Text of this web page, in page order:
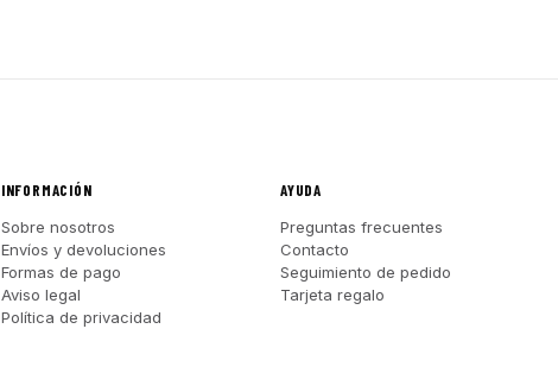
INFORMACIÓN
Sobre nosotros
Envíos y devoluciones
Formas de pago
Aviso legal
Política de privacidad
AYUDA
Preguntas frecuentes
Contacto
Seguimiento de pedido
Tarjeta regalo